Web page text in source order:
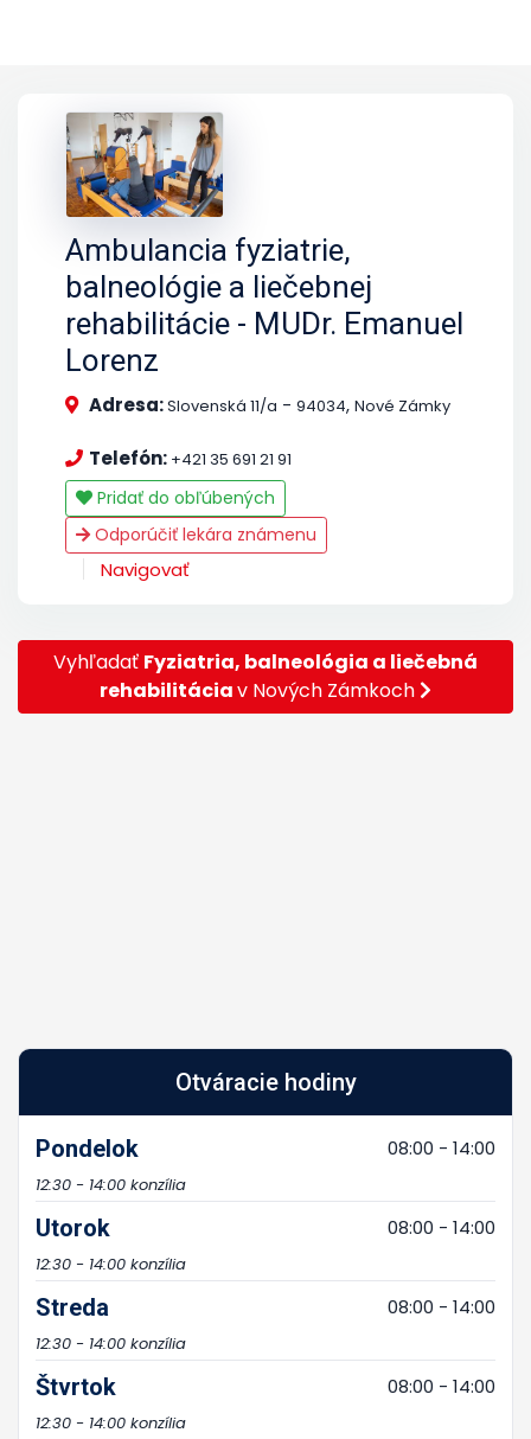
Ambulancia fyziatrie,
balneológie a liečebnej
rehabilitácie - MUDr. Emanuel
Lorenz
Adresa:Slovenská 11/a - 94034, Nové Zámky
Telefón: +421 35 691 21 91
Pridať do obľúbených
Odporúčiť lekára známenu
Navigovať
Vyhľadať Fyziatria, balneológia a liečebná
rehabilitáciav Nových Zámkoch
Otváracie hodiny
Pondelok 08:00 - 14:00
12:30 - 14:00 konzília
Utorok 08:00 - 14:00
12:30 - 14:00 konzília
Streda 08:00 - 14:00
12:30 - 14:00 konzília
Štvrtok 08:00 - 14:00
12:30 - 14:00 konzília